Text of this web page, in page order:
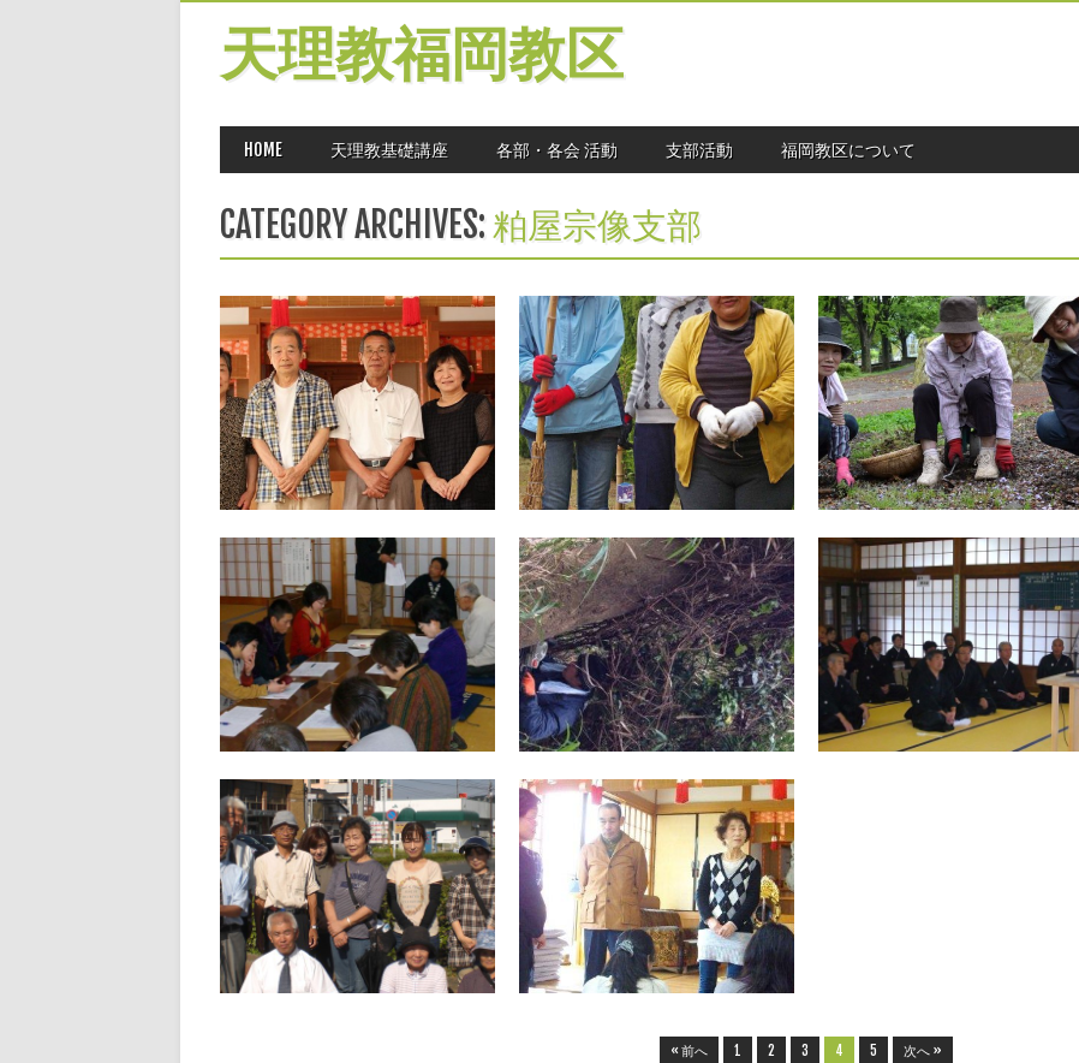
天理教福岡教区
MAIN MENU
HOME 天理教基礎講座 各部・各会 活動 支部活動 福岡教区について
CATEGORY ARCHIVES:粕屋宗像支部
2014.07.31
時報手配りひのきしん －
粕屋宗像支部ー
写真は左より藤慎二さん、松永雅代さ
ん、上野享さん、盛永常美さん、眞武眞
智子さん、藤邦夫さん 粕屋宗像支部の上
野亨さんは、立教169年（教祖120年祭の
年）ごろの飯降表統領、上田道友社長
（いずれも当時）の天理時報紙上での手
2014.05.01
第２回 写真コンテスト大
賞発表！
今年も「全教一斉ひのきしんデー」に伴
い、福岡教区広報部では「第２回 写真
コンテスト」を開催し、受賞者が決定し
ましたので、お知らせいたします。 ま
た、ご参加いただきました皆様方には、
心よりお礼申し上げます。ありがとうご
ざい
▶
2014.05.01
全教一斉ひのきしんデー開
催！
八幡東支部 八幡東支部では、毎年恒例
の谷口霊園墓地で除草・清掃ひのきしん
をさせていただきました。 朝から小雨
の降るあいにくの天気でしたが、開始す
るころには晴れ間も見えるまでに回復
し、合計128名（うち、少年会員20名
▶
2014.02.07
粕屋宗像支部 時報手配り
ひのきしん者の集い開催
２月２日（日）、「第２回天理時報手配
りひのきしん者の集い」を弘玄分教会を
会場に行いました。参加者は、３０名。
中山支部長の開会のあいさつに始ま
り、その後、宗像地区の時報の手配り活
動を通してようぼくの方々に積極的に声
をか
▶
2013.12.04
災救隊短報〈20〉
11月28日から29日（一部は27日よ
り）にかけて、これまで継続して作業を
行っている宗像市さつき松原で、教区訓
練を行いました。今回は昨年「ひのきし
んの集い」を行った場所を更に整備し、
ボランティアの手で松の植林ができ
▶
2013.12.04
ようぼくの集い推進大会
粕屋宗像支部
11月9日（土）、津屋崎町分教会におい
て教区青年会の巡回をいただいた後、
「ようぼくの集い推進大会」を開催しま
した。 教区青年会から、平田委員（八女
支部委員長）より、来年2月に開催され
る「青年会九州ブロック福岡大会」に一
人
▶
2012.10.03
全教一斉にをいがけデー
９月２８日から３０日にかけて、全国で
行われた全教一斉にをいがけデー。この
福岡の各地でも、路傍講演や神名流しに
高らかな声が上がり、また、個別訪問な
ど、勇んだ教友の姿が見られました。 遠
賀支部 遠賀支部では６年前(立教170
▶
2012.02.01
天理時報手配りの集い ～
粕屋宗像支部～
１月２９日、福津市の弘玄分教会を会場
として「天理時報手配りの集い」を開
催。３５名が参加しました。当日は、冬
空が続いていたが、すっきりと快晴のご
守護を頂き、午前１１時より、眞武廣
実・前支部長より、日ごろのひのきしん
に対し、
▶
« 前へ 1 2 3 4 5 次へ »